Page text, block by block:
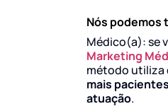
Nós podemos
Médico(a): se
Marketing
método utiliza
mais pacientes
atuação.